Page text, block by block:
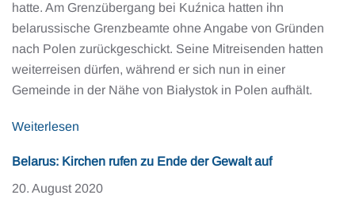
hatte. Am Grenzübergang bei Kuźnica hatten ihn
belarussische Grenzbeamte ohne Angabe von Gründen
nach Polen zurückgeschickt. Seine Mitreisenden hatten
weiterreisen dürfen, während er sich nun in einer
Gemeinde in der Nähe von Białystok in Polen aufhält.
Weiterlesen
Belarus: Kirchen rufen zu Ende der Gewalt auf
20. August 2020